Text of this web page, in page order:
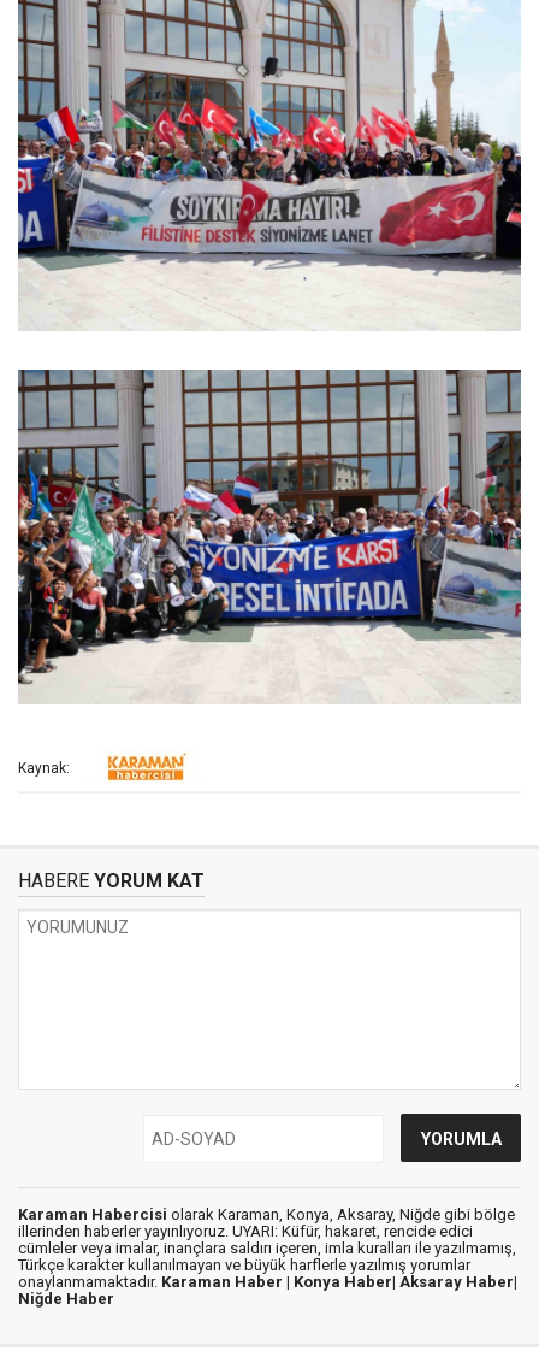
Kaynak:
HABERE YORUM KAT
Karaman Habercisi olarak Karaman, Konya, Aksaray, Niğde gibi bölge
illerinden haberler yayınlıyoruz. UYARI: Küfür, hakaret, rencide edici
cümleler veya imalar, inançlara saldırı içeren, imla kuralları ile yazılmamış,
Türkçe karakter kullanılmayan ve büyük harflerle yazılmış yorumlar
onaylanmamaktadır. Karaman Haber | Konya Haber| Aksaray Haber|
Niğde Haber